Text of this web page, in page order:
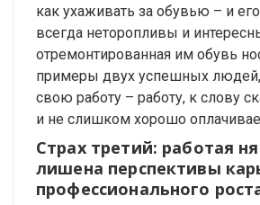
как ухаживать за обувью – и
всегда неторопливы и
отремонтированная им обувь
примеры двух успешных
свою работу – работу, к слову
и не слишком хорошо
Страх третий: работая
лишена перспективы
профессионального